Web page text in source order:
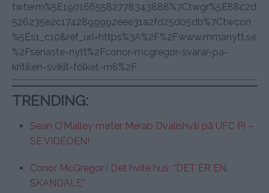
twterm%5E1901665582778343888%7Ctwgr%5E88c2d
526235e2c1742899992eee31a2fd25d05db%7Ctwcon
%5Es1_c10&ref_url=https%3A%2F%2Fwww.mmanytt.se
%2Fsenaste-nytt%2Fconor-mcgregor-svarar-pa-
kritiken-svikit-folket-m8%2F
TRENDING:
Sean O’Malley møter Merab Dvalishvili på UFC PI –
SE VIDEOEN!
Conor McGregor i Det hvite hus: “DET ER EN
SKANDALE”